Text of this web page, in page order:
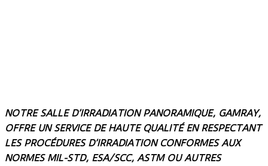
NOTRE SALLE D’IRRADIATION PANORAMIQUE, GAMRAY,
OFFRE UN SERVICE DE HAUTE QUALITÉ EN RESPECTANT
LES PROCÉDURES D’IRRADIATION CONFORMES AUX
NORMES MIL-STD, ESA/SCC, ASTM OU AUTRES